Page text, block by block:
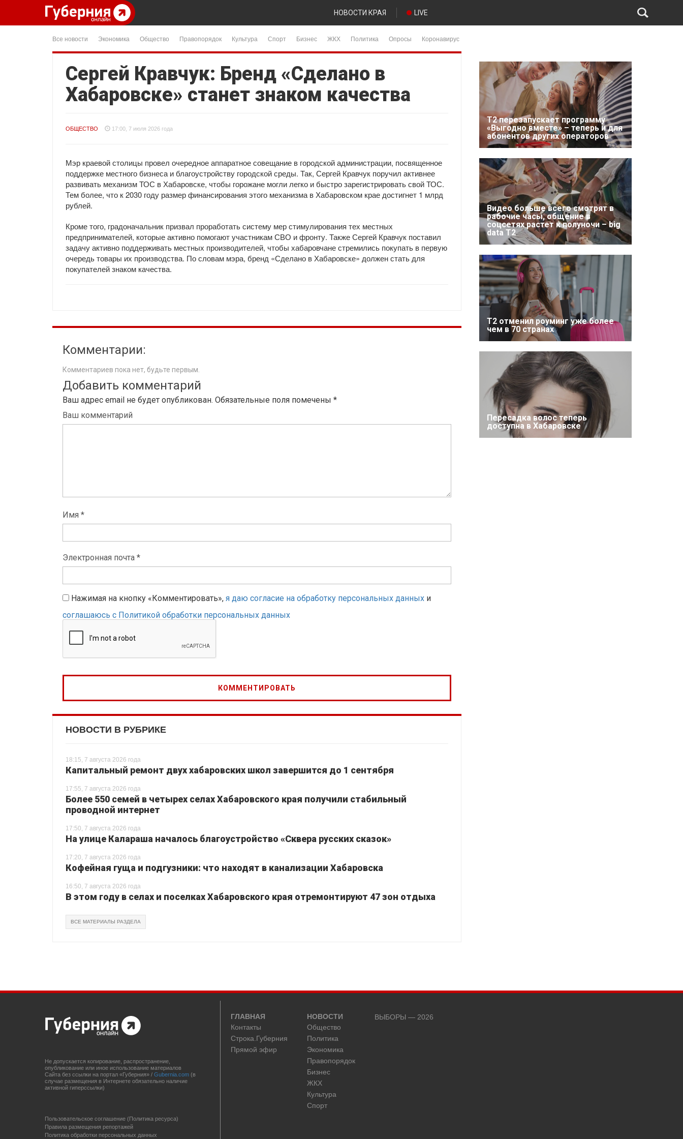
НОВОСТИ КРАЯ LIVE
Все новости Экономика Общество Правопорядок Культура Спорт Бизнес ЖКХ Политика Опросы Коронавирус
Сергей Кравчук: Бренд «Сделано в
Хабаровске» станет знаком качества
ОБЩЕСТВО 17:00, 7 июля 2026 года
Мэр краевой столицы провел очередное аппаратное совещание в городской администрации, посвященное
поддержке местного бизнеса и благоустройству городской среды. Так, Сергей Кравчук поручил активнее
развивать механизм ТОС в Хабаровске, чтобы горожане могли легко и быстро зарегистрировать свой ТОС.
Тем более, что к 2030 году размер финансирования этого механизма в Хабаровском крае достигнет 1 млрд
рублей.
Кроме того, градоначальник призвал проработать систему мер стимулирования тех местных
предпринимателей, которые активно помогают участникам СВО и фронту. Также Сергей Кравчук поставил
задачу активно поддерживать местных производителей, чтобы хабаровчане стремились покупать в первую
очередь товары их производства. По словам мэра, бренд «Сделано в Хабаровске» должен стать для
покупателей знаком качества.
Комментарии:
Комментариев пока нет, будьте первым.
Добавить комментарий
Ваш адрес email не будет опубликован. Обязательные поля помечены *
Ваш комментарий
Имя *
Электронная почта *
Нажимая на кнопку «Комментировать», я даю согласие на обработку персональных данных и
соглашаюсь с Политикой обработки персональных данных
НОВОСТИ В РУБРИКЕ
18:15, 7 августа 2026 года
Капитальный ремонт двух хабаровских школ завершится до 1 сентября
17:55, 7 августа 2026 года
Более 550 семей в четырех селах Хабаровского края получили стабильный
проводной интернет
17:50, 7 августа 2026 года
На улице Калараша началось благоустройство «Сквера русских сказок»
17:20, 7 августа 2026 года
Кофейная гуща и подгузники: что находят в канализации Хабаровска
16:50, 7 августа 2026 года
В этом году в селах и поселках Хабаровского края отремонтируют 47 зон отдыха
ВСЕ МАТЕРИАЛЫ РАЗДЕЛА
Т2 перезапускает программу
«Выгодно вместе» – теперь и для
абонентов других операторов
Видео больше всего смотрят в
рабочие часы, общение в
соцсетях растет к полуночи – big
data T2
Т2 отменил роуминг уже более
чем в 70 странах
Пересадка волос теперь
доступна в Хабаровске
Не допускается копирование, распространение,
опубликование или иное использование материалов
Сайта без ссылки на портал «Губерния» / Gubernia.com (в
случае размещения в Интернете обязательно наличие
активной гиперссылки)
Пользовательское соглашение (Политика ресурса)
Правила размещения репортажей
Политика обработки персональных данных
ГЛАВНАЯ
Контакты
Строка.Губерния
Прямой эфир
НОВОСТИ
Общество
Политика
Экономика
Правопорядок
Бизнес
ЖКХ
Культура
Спорт
ВЫБОРЫ — 2026